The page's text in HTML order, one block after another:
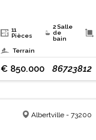
11
Pièces
2 Salle
de
bain
Terrain
€ 850.000 86723812
Albertville - 73200